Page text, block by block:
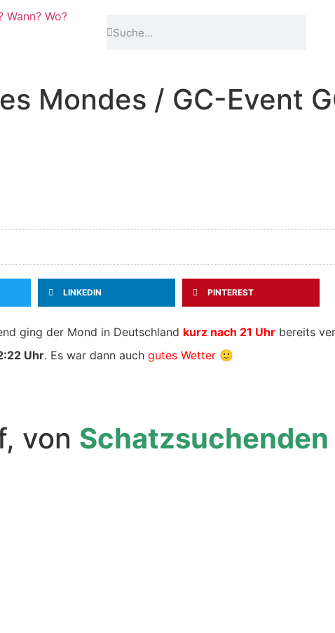
Wann? Wo?
Mondes / GC-Event
LINKEDIN PINTEREST
ging der Mond in Deutschland kurz nach 21 Uhr bereits
Uhr. Es war dann auch gutes Wetter 🙂
von Schatzsuchenden